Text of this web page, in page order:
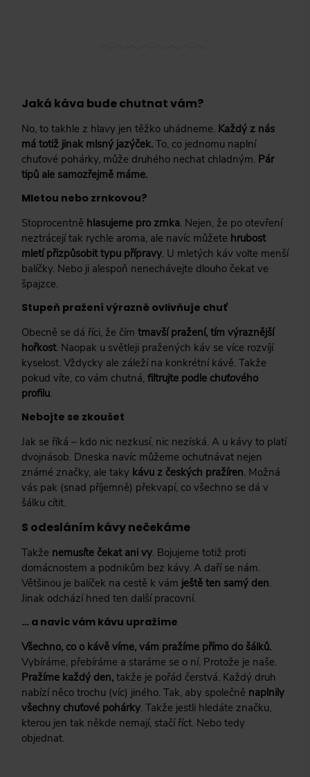
Jaká káva bude chutnat vám?
No, to takhle z hlavy jen těžko uhádneme. Každý z nás
má totiž jinak mlsný jazýček. To, co jednomu naplní
chuťové pohárky, může druhého nechat chladným. Pár
tipů ale samozřejmě máme.
Mletou nebo zrnkovou?
Stoprocentně hlasujeme pro zrnka. Nejen, že po otevření
neztrácejí tak rychle aroma, ale navíc můžete hrubost
mletí přizpůsobit typu přípravy. U mletých káv volte menší
balíčky. Nebo ji alespoň nenechávejte dlouho čekat ve
špajzce.
Stupeň pražení výrazně ovlivňuje chuť
Obecně se dá říci, že čím tmavší pražení, tím výraznější
hořkost. Naopak u světleji pražených káv se více rozvíjí
kyselost. Vždycky ale záleží na konkrétní kávě. Takže
pokud víte, co vám chutná, filtrujte podle chuťového
profilu.
Nebojte se zkoušet
Jak se říká – kdo nic nezkusí, nic nezíská. A u kávy to platí
dvojnásob. Dneska navíc můžeme ochutnávat nejen
známé značky, ale taky kávu z českých pražíren. Možná
vás pak (snad příjemně) překvapí, co všechno se dá v
šálku cítit.
S odesláním kávy nečekáme
Takže nemusíte čekat ani vy. Bojujeme totiž proti
domácnostem a podnikům bez kávy. A daří se nám.
Většinou je balíček na cestě k vám ještě ten samý den.
Jinak odchází hned ten další pracovní.
… a navíc vám kávu upražíme
Všechno, co o kávě víme, vám pražíme přímo do šálků.
Vybíráme, přebíráme a staráme se o ní. Protože je naše.
Pražíme každý den, takže je pořád čerstvá. Každý druh
nabízí něco trochu (víc) jiného. Tak, aby společně naplnily
všechny chuťové pohárky. Takže jestli hledáte značku,
kterou jen tak někde nemají, stačí říct. Nebo tedy
objednat.